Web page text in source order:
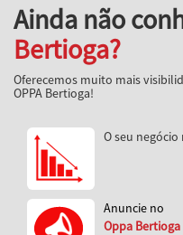
Ainda não
Bertioga?
Oferecemos muito mais
OPPA Bertioga!
O seu
Anuncie no
Oppa Bertioga